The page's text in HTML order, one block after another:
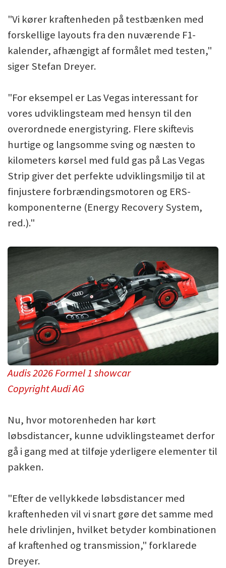
"Vi kører kraftenheden på testbænken med
forskellige layouts fra den nuværende F1-
kalender, afhængigt af formålet med testen,"
siger Stefan Dreyer.
"For eksempel er Las Vegas interessant for
vores udviklingsteam med hensyn til den
overordnede energistyring. Flere skiftevis
hurtige og langsomme sving og næsten to
kilometers kørsel med fuld gas på Las Vegas
Strip giver det perfekte udviklingsmiljø til at
finjustere forbrændingsmotoren og ERS-
komponenterne (Energy Recovery System,
red.)."
Audis 2026 Formel 1 showcar
Copyright Audi AG
Nu, hvor motorenheden har kørt
løbsdistancer, kunne udviklingsteamet derfor
gå i gang med at tilføje yderligere elementer til
pakken.
"Efter de vellykkede løbsdistancer med
kraftenheden vil vi snart gøre det samme med
hele drivlinjen, hvilket betyder kombinationen
af kraftenhed og transmission," forklarede
Dreyer.